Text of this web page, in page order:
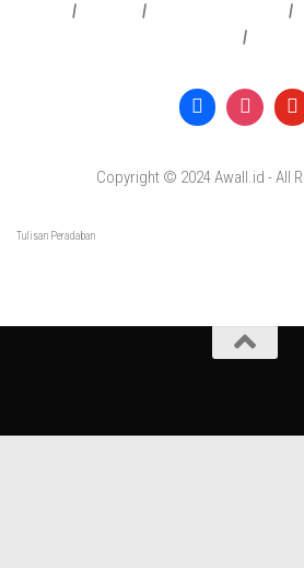
| | |
|
Copyright © 2024 Awall.id - All
Tulisan Peradaban